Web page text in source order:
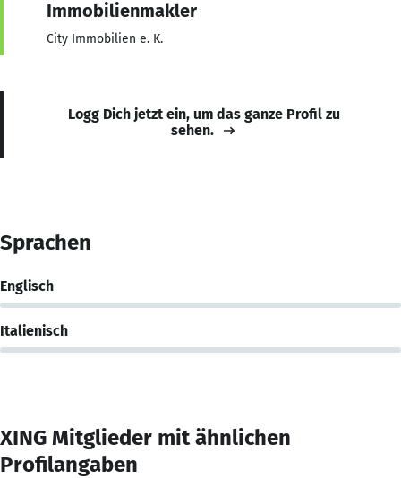
Immobilienmakler
City Immobilien e. K.
Logg Dich jetzt ein, um das ganze Profil zu
sehen.
Sprachen
Englisch
Italienisch
XING Mitglieder mit ähnlichen
Profilangaben